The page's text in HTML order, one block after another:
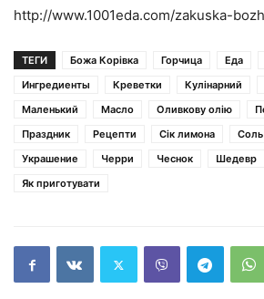
http://www.1001eda.com/zakuska-
ТЕГИ Божа Корівка Горчица Еда
Ингредиенты
Креветки Кулінарний
Маленький
Масло Оливкову олію
Праздник
Рецепти Сік лимона Соль
Украшение
Черри Чеснок Шедевр
Як приготувати